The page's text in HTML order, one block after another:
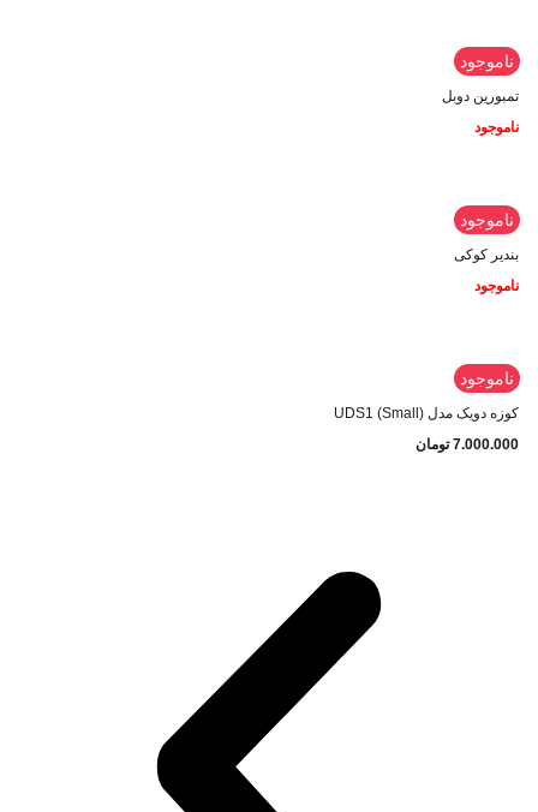
ناموجود
تمبورین دوبل
ناموجود
ناموجود
بندیر کوکی
ناموجود
ناموجود
کوزه دویک مدل UDS1 (Small)
7.000.000 تومان